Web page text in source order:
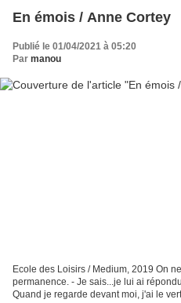
En émois / Anne Cortey
Publié le 01/04/2021 à 05:20
Par manou
Ecole des Loisirs / Medium, 2019 On
permanence. - Je sais...je lui ai
Quand je regarde devant moi, j'ai le